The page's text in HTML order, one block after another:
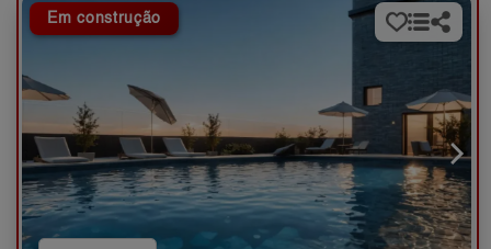
Em construção